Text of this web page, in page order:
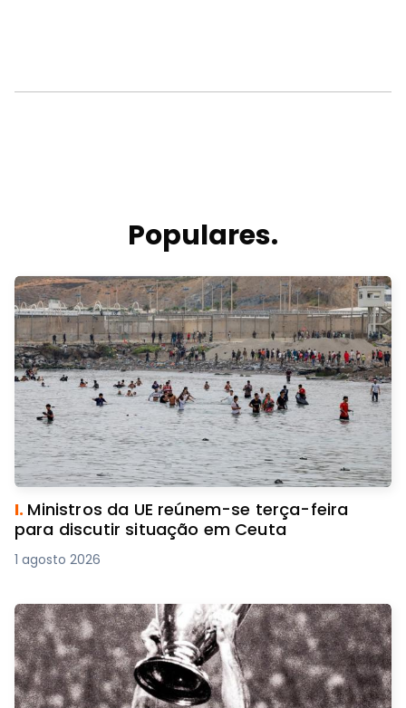
Populares.
I. Ministros da UE reúnem-se terça-feira
para discutir situação em Ceuta
1 agosto 2026